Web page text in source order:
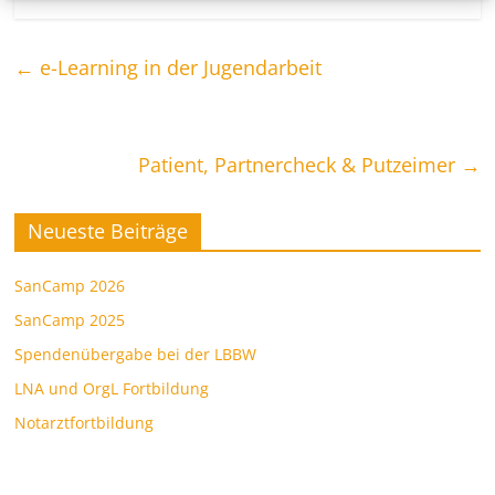
← e-Learning in der Jugendarbeit
Patient, Partnercheck & Putzeimer →
Neueste Beiträge
SanCamp 2026
SanCamp 2025
Spendenübergabe bei der LBBW
LNA und OrgL Fortbildung
Notarztfortbildung